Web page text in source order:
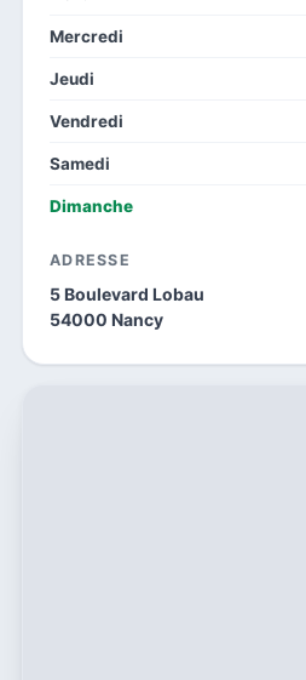
Mercredi
Jeudi
Vendredi
Samedi
Dimanche
ADRESSE
5 Boulevard Lobau
54000 Nancy